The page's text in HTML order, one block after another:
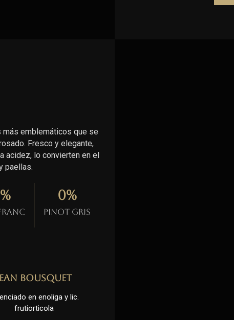
más emblemáticos que se
Fresco y elegante,
acidez, lo convierten en el
paellas.
%
Pinot gris
0%
Bousquet
en enoliga y lic.
frutiorticola